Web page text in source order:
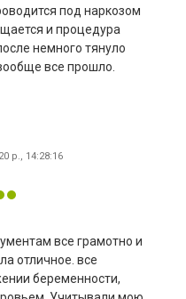
под наркозом
и процедура
немного тянуло
все прошло.
р., 14:28:16
все грамотно и
отличное. все
беременности,